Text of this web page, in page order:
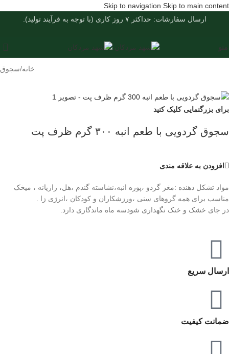
Skip to navigation Skip to main content
ارسال سفارشات: حداکثر ۷ روز کاری (با توجه به فرآیند تولید).
منو
خانه/سجوق
برای بزرگنمایی کلیک کنید
سجوق گردویی با طعم انبه ۳۰۰ گرم ظرف پت
افزودن به علاقه مندی
مواد تشکل دهنده :مغز گردو ،پوره انبه،نشاسته گندم ،هل، رازیانه ، میخک
مناسب برای همه گروهای سنی ،ورزشکاران و کودکان ،انرژی زا .
در جای خشک و خنک نگهداری شودسه ماه ماندگاری دارد.
ارسال سریع
ضمانت کیفیت